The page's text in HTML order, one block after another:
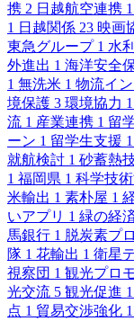
携 2 日越航空連携 1
1 日越関係 23 映画
東急グループ 1 水
外進出 1 海洋安全
1 無洗米 1 物流イ
境保護 3 環境協力 1
流 1 産業連携 1 留
ーン 1 留学生支援 1
就航検討 1 砂蓄熱
1 福岡県 1 科学技
米輸出 1 素朴屋 1
いアプリ 1 緑の経
馬銀行 1 脱炭素プ
隊 1 花輸出 1 衛星
視察団 1 観光プロ
光交流 5 観光促進 1
点 1 貿易交渉強化 1